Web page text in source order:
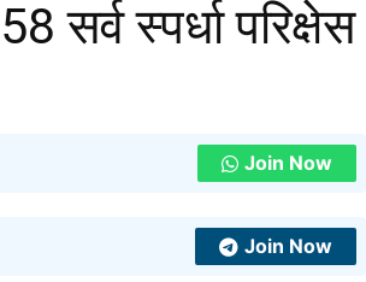
सर्व स्पर्धा परिक्षेस
Join Now
Join Now